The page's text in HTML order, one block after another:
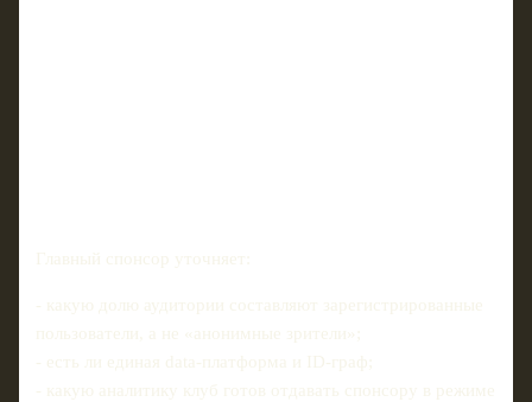
Главный спонсор уточняет:
- какую долю аудитории составляют зарегистрированные
пользователи, а не «анонимные зрители»;
- есть ли единая data‑платформа и ID‑граф;
- какую аналитику клуб готов отдавать спонсору в режиме